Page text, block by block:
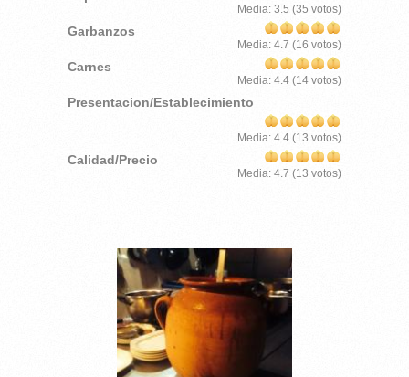
Media: 3.5 (35 votos)
Garbanzos
Media: 4.7 (16 votos)
Carnes
Media: 4.4 (14 votos)
Presentacion/Establecimiento
Media: 4.4 (13 votos)
Calidad/Precio
Media: 4.7 (13 votos)